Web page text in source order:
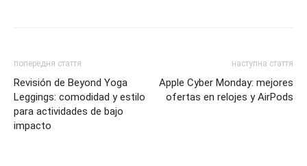
попередня стаття
Revisión de Beyond Yoga
Leggings: comodidad y estilo
para actividades de bajo
impacto
наступна стаття
Apple Cyber Monday: mejores
ofertas en relojes y AirPods